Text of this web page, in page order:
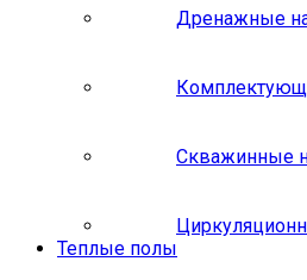
Дренажные
Скважинные
Теплые полы